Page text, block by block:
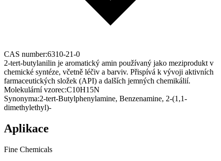
CAS number:6310-21-0
2-tert-butylanilin je aromatický amin používaný jako meziprodukt v
chemické syntéze, včetně léčiv a barviv. Přispívá k vývoji aktivních
farmaceutických složek (API) a dalších jemných chemikálií.
Molekulární vzorec:C10H15N
Synonyma:2-tert-Butylphenylamine, Benzenamine, 2-(1,1-
dimethylethyl)-
Aplikace
Fine Chemicals